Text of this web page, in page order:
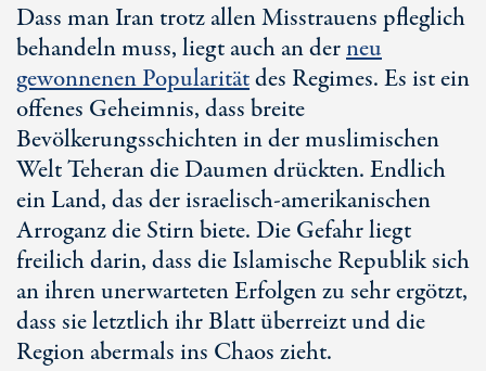
Dass man Iran trotz allen Misstrauens pfleglich
behandeln muss, liegt auch an derneu
gewonnenen Popularitätdes Regimes. Es ist ein
offenes Geheimnis, dass breite
Bevölkerungsschichten in der muslimischen
Welt Teheran die Daumen drückten. Endlich
ein Land, das der israelisch-amerikanischen
Arroganz die Stirn biete. Die Gefahr liegt
freilich darin, dass die Islamische Republik sich
an ihren unerwarteten Erfolgen zu sehr ergötzt,
dass sie letztlich ihr Blatt überreizt und die
Region abermals ins Chaos zieht.